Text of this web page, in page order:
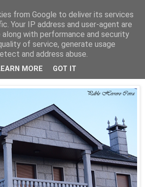
from Google to deliver its services
Your IP address and user-agent are
along with performance and security
of service, generate usage
and address abuse.
MORE GOT IT